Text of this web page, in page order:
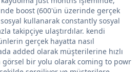
boost (600'ün üzerinde gerçek
kullanarak constantly sosyal
takipçiye ulaştırdılar. kendi
gerçek hayatta nasıl
added olarak müşterilerine hızlı
bir yolu olarak coming to powr